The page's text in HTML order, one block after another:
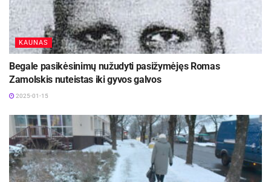
KAUNAS
Begale pasikėsinimų nužudyti pasižymėjęs Romas
Zamolskis nuteistas iki gyvos galvos
2025-01-15